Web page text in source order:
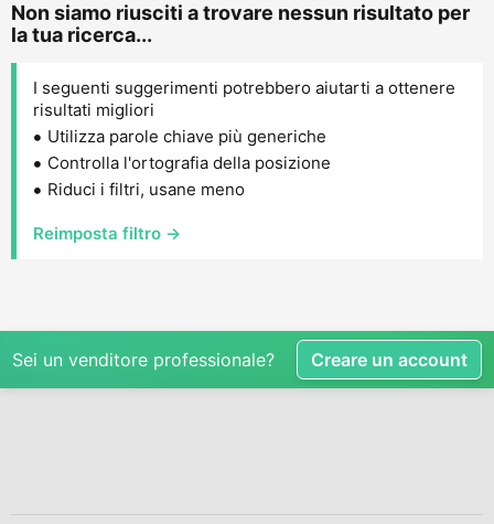
Non siamo riusciti a trovare nessun risultato per
la tua ricerca...
I seguenti suggerimenti potrebbero aiutarti a ottenere
risultati migliori
Utilizza parole chiave più generiche
Controlla l'ortografia della posizione
Riduci i filtri, usane meno
Reimposta filtro →
Sei un venditore professionale? Creare un account